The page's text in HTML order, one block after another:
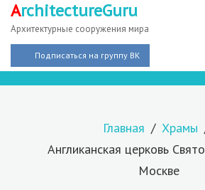
ArchitectureGuru
Архитектурные сооружения мира
Подписаться на группу ВК
Главная
Храмы
Англиканская церковь
Москве